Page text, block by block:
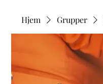
Hjem Grupper